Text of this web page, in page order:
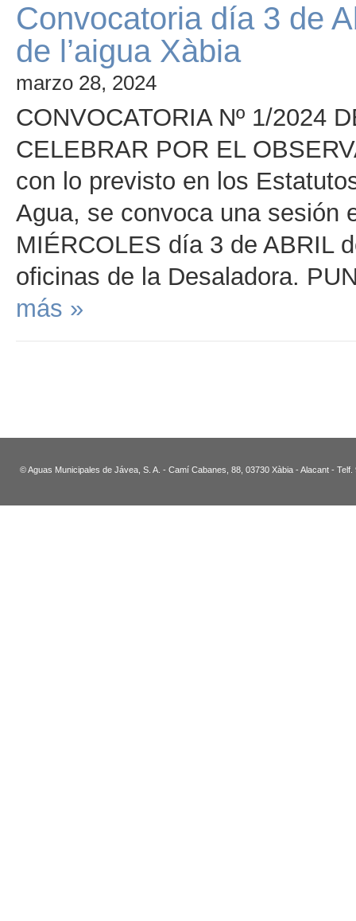
Convocatoria día 3 de
de l’aigua Xàbia
marzo 28, 2024
CONVOCATORIA Nº 1/2024
CELEBRAR POR EL
con lo previsto en los
Agua, se convoca una sesión
MIÉRCOLES día 3 de ABRIL
oficinas de la Desaladora.
más »
© Aguas Municipales de Jávea, S. A. - Camí Cabanes, 88, 03730 Xàbia - Alacant -